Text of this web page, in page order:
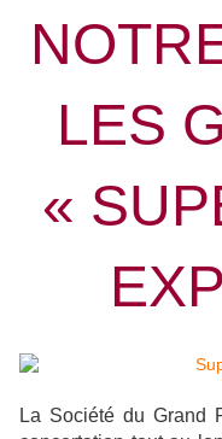
LES
«
La Société du Grand